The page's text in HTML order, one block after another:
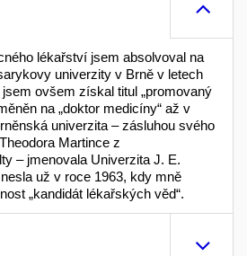
lékařství jsem absolvoval na
univerzity v Brně v letech
ovšem získal titul „promovaný
na „doktor medicíny“ až v
univerzita – zásluhou svého
Martince z
– jmenovala Univerzita J. E.
už v roce 1963, kdy mně
„kandidát lékařských věd“.